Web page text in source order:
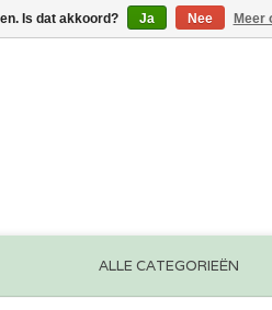
ALLE CATEGORIEËN
Is dat akkoord? Ja Nee Meer